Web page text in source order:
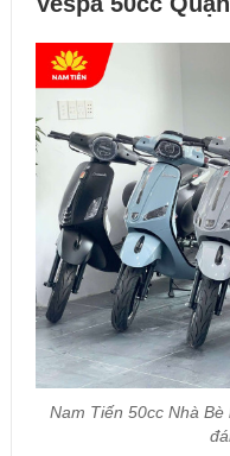
Nam Tiến 50cc Nhà